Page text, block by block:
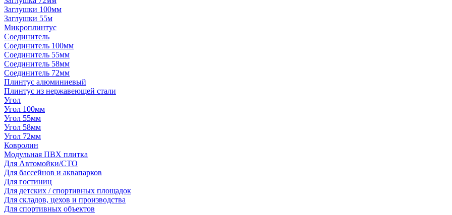
Заглушки 100мм
Заглушки 55м
Микроплинтус
Соединитель
Соединитель 100мм
Соединитель 55мм
Соединитель 58мм
Соединитель 72мм
Плинтус алюминиевый
Плинтус из нержавеющей стали
Угол
Угол 100мм
Угол 55мм
Угол 58мм
Угол 72мм
Ковролин
Модульная ПВХ плитка
Для Автомойки/СТО
Для бассейнов и аквапарков
Для гостиниц
Для детских / спортивных площадок
Для складов, цехов и производства
Для спортивных объектов